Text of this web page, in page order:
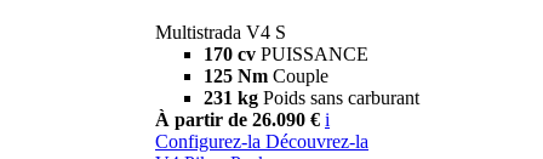
Multistrada V4 S
170 cv PUISSANCE
125 Nm Couple
231 kg Poids sans carburant
À partir de 26.090 € i
Configurez-la Découvrez-la